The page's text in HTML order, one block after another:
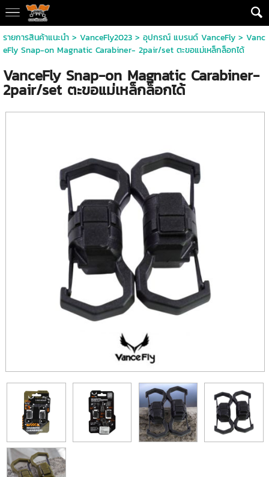
รายการสินค้าแนะนำ> VanceFly2023> อุปกรณ์ แบรนด์ VanceFly> Vanc
eFly Snap-on Magnatic Carabiner- 2pair/set ตะขอแม่เหล็กล็อกได้
VanceFly Snap-on Magnatic Carabiner-
2pair/set ตะขอแม่เหล็กล็อกได้